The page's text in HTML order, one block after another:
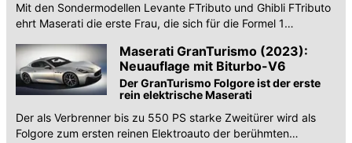
qualifizierte ...
Mit den Sondermodellen Levante FTributo und Ghibli FTributo
ehrt Maserati die erste Frau, die sich für die Formel 1
Maserati GranTurismo (2023):
Neuauflage mit Biturbo-V6
Der GranTurismo Folgore ist der erste
rein elektrische Maserati
Der als Verbrenner bis zu 550 PS starke Zweitürer wird als
Folgore zum ersten reinen Elektroauto der berühmten